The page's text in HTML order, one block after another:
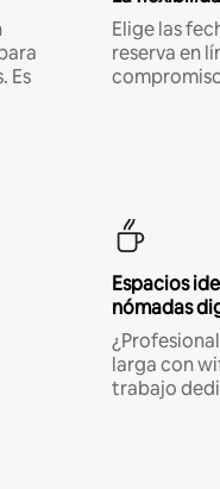
Es
Elige las
reserva en
Espacios
nómadas
larga con
trabajo